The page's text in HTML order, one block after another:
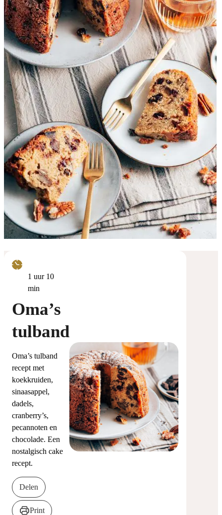
1 uur
uur 10minuten
min
Oma’s
tulband
Oma’s tulband
recept met
koekkruiden,
sinaasappel,
dadels,
cranberry’s,
pecannoten en
chocolade. Een
nostalgisch cake
recept.
Delen
Print